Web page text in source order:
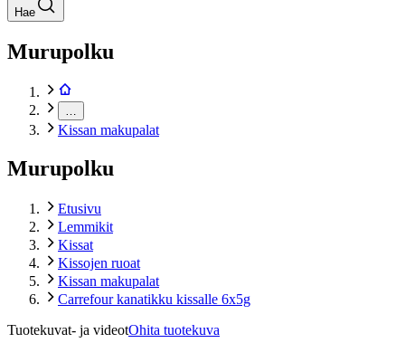
Hae
Murupolku
Kissan makupalat
Murupolku
Etusivu
Lemmikit
Kissat
Kissojen ruoat
Kissan makupalat
Carrefour kanatikku kissalle 6x5g
Tuotekuvat- ja videotOhita tuotekuva